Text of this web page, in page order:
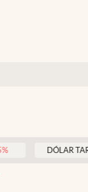
DÓLAR TARJETA $